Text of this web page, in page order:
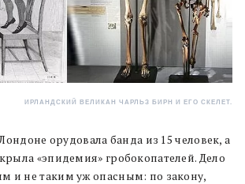
ИРЛАНДСКИЙ ВЕЛИКАН ЧАРЛЬЗ БИРН И ЕГО СКЕЛЕТ.
орудовала банда из 15 человек, а
«эпидемия» гробокопателей. Дело
и не таким уж опасным: по закону,